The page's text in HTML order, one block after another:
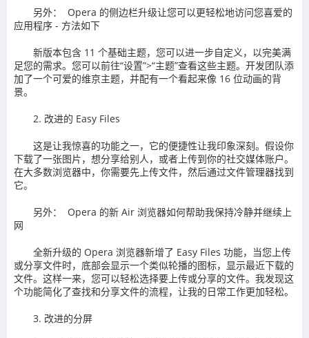
另外： Opera 的侧边栏升级让您可以更轻松地访问您喜爱的
应用程序 - 方法如下
新版本包含 11 个基础主题，您可以进一步自定义，以完美满
足您的需求。您可以前往“设置”>“主题”查看这些主题。开发团队添
加了一个可爱的维京主题，并配有一个看起来像 16 位动画的背
景。
2. 改进的 Easy Files
这是让我惊喜的功能之一，它的便捷性让我印象深刻。假设你
下载了一张图片，想分享给别人，或者上传到你的社交媒体账户。
在大多数浏览器中，你需要先上传文件，然后通过文件管理器找到
它。
另外： Opera 的新 Air 浏览器如何帮助我保持冷静并继续上
网
全新升级的 Opera 浏览器新增了 Easy Files 功能，当您上传
或分享文件时，底部会显示一个类似轮播的图标，显示最近下载的
文件。这样一来，您可以轻松选择要上传或分享的文件。我发现这
个功能简化了查找和分享文件的流程，让我的日常工作更加轻松。
3. 改进的分屏